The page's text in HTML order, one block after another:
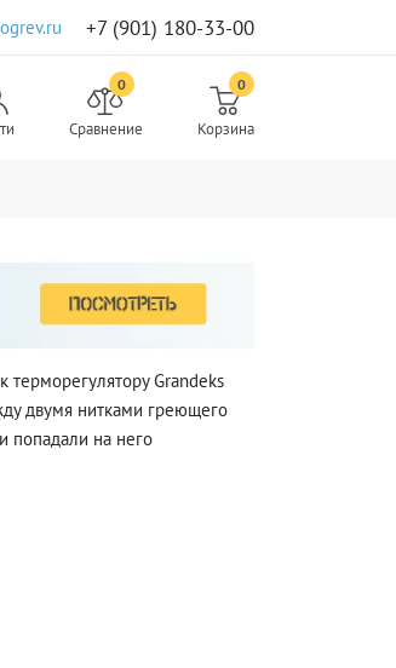
+7 (901) 180-33-00
0
Сравнение
0
Корзина
терморегулятору Grandeks
двумя нитками греющего
попадали на него